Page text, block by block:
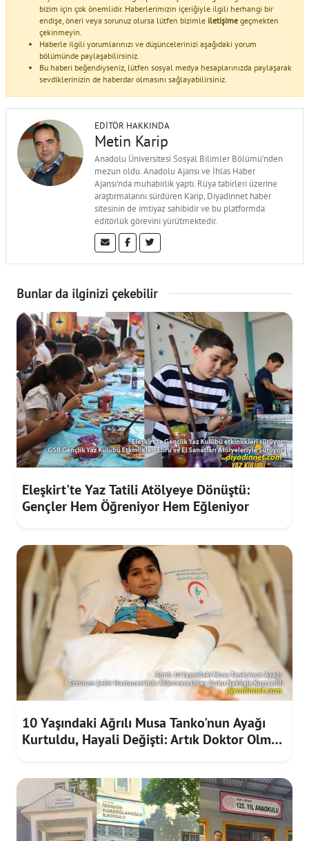
bizim için çok önemlidir. Haberlerimizin içeriğiyle ilgili herhangi bir
endişe, öneri veya sorunuz olursa lütfen bizimle iletişime geçmekten
çekinmeyin.
Haberle ilgili yorumlarınızı ve düşüncelerinizi aşağıdaki yorum
bölümünde paylaşabilirsiniz.
Bu haberi beğendiyseniz, lütfen sosyal medya hesaplarınızda paylaşarak
sevdiklerinizin de haberdar olmasını sağlayabilirsiniz.
EDITÖR HAKKINDA
Metin Karip
Anadolu Üniversitesi Sosyal Bilimler Bölümü'nden
mezun oldu. Anadolu Ajansı ve İhlas Haber
Ajansı'nda muhabirlik yaptı. Rüya tabirleri üzerine
araştırmalarını sürdüren Karip, Diyadinnet haber
sitesinin de imtiyaz sahibidir ve bu platformda
editörlük görevini yürütmektedir.
Bunlar da ilginizi çekebilir
Eleşkirt'te Yaz Tatili Atölyeye Dönüştü:
Gençler Hem Öğreniyor Hem Eğleniyor
10 Yaşındaki Ağrılı Musa Tanko'nun Ayağı
Kurtuldu, Hayali Değişti: Artık Doktor Olmak